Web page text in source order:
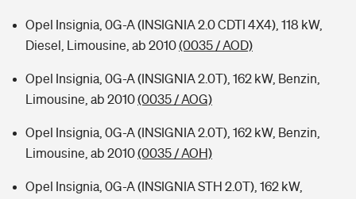
Opel Insignia, 0G-A (INSIGNIA 2.0 CDTI 4X4), 118 kW,
Diesel, Limousine, ab 2010(0035 / AOD)
Opel Insignia, 0G-A (INSIGNIA 2.0T), 162 kW, Benzin,
Limousine, ab 2010(0035 / AOG)
Opel Insignia, 0G-A (INSIGNIA 2.0T), 162 kW, Benzin,
Limousine, ab 2010(0035 / AOH)
Opel Insignia, 0G-A (INSIGNIA STH 2.0T), 162 kW,